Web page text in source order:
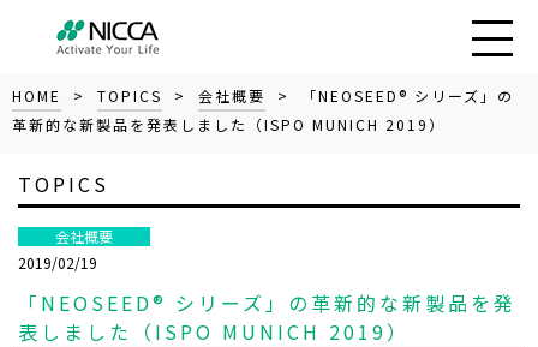
HOME > TOPICS > 会社概要
> 「NEOSEED® シリーズ」の
革新的な新製品を発表しました（ISPO MUNICH 2019）
TOPICS
会社概要
2019/02/19
「NEOSEED® シリーズ」の革新的な新製品を発
表しました（ISPO MUNICH 2019）